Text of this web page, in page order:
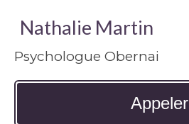
Nathalie Martin
Psychologue Obernai
Appeler